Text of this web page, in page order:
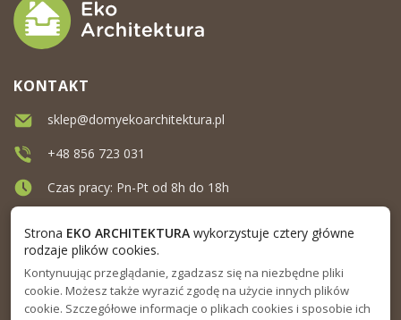
MENU
KONTAKT
sklep@domyekoarchitektura.pl
+48 856 723 031
Czas pracy: Pn-Pt od 8h do 18h
Strona EKO ARCHITEKTURAwykorzystuje cztery główne
rodzaje plików cookies.
Kontynuując przeglądanie, zgadzasz się na niezbędne pliki
cookie. Możesz także wyrazić zgodę na użycie innych plików
cookie. Szczegółowe informacje o plikach cookies i sposobie ich